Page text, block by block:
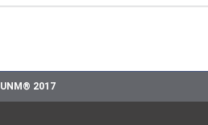
UNM® 2017